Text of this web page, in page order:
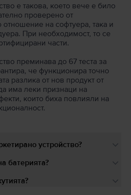
е такова, което вече е било
проверено от
отношение на софтуера, така и
При необходимост, то се
части.
преминава до 67 теста за
че функционира точно
разлика от нов продукт от
има леки признаци на
които биха повлияли на
устройство?
батерията?